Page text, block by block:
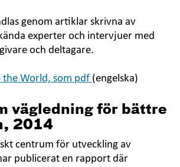
genom artiklar skrivna av
experter och intervjuer med
och deltagare.
World, som pdf (engelska)
vägledning för bättre
2014
centrum för utveckling av
publicerat en rapport där